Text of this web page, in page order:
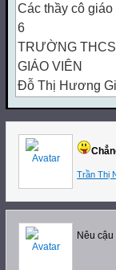
Các thầy cô
6
TRƯỜNG
GIÁO VIÊN
Đỗ Thị Hương
Kiểm tra bài cũ:
Sự chuyển
Hướng chuyển
22 - 12
Đông� Chí
23 - 9
Thu Phân
21 - 3
Trần Thị
Nêu